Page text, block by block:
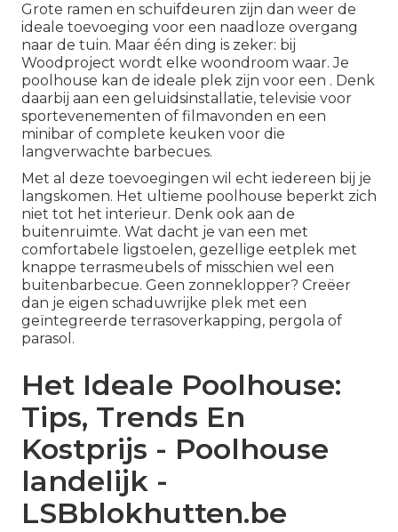
Grote ramen en schuifdeuren zijn dan weer de
ideale toevoeging voor een naadloze overgang
naar de tuin. Maar één ding is zeker: bij
Woodproject wordt elke woondroom waar. Je
poolhouse kan de ideale plek zijn voor een . Denk
daarbij aan een geluidsinstallatie, televisie voor
sportevenementen of filmavonden en een
minibar of complete keuken voor die
langverwachte barbecues.
Met al deze toevoegingen wil echt iedereen bij je
langskomen. Het ultieme poolhouse beperkt zich
niet tot het interieur. Denk ook aan de
buitenruimte. Wat dacht je van een met
comfortabele ligstoelen, gezellige eetplek met
knappe terrasmeubels of misschien wel een
buitenbarbecue. Geen zonneklopper? Creëer
dan je eigen schaduwrijke plek met een
geïntegreerde terrasoverkapping, pergola of
parasol.
Het Ideale Poolhouse:
Tips, Trends En
Kostprijs - Poolhouse
landelijk -
LSBblokhutten.be